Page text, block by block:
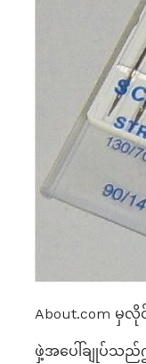
About.com မှ
ဖှဲ့အပေါ်ချုပ်သ